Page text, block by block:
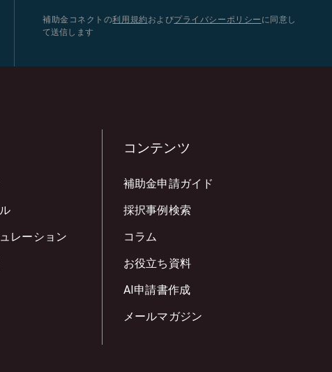
補助金コネクトの利用規約 およびプライバシーポリシー に同意し
て送信します
レーション
コンテンツ
補助金申請ガイド
採択事例検索
コラム
お役立ち資料
AI申請書作成
メールマガジン